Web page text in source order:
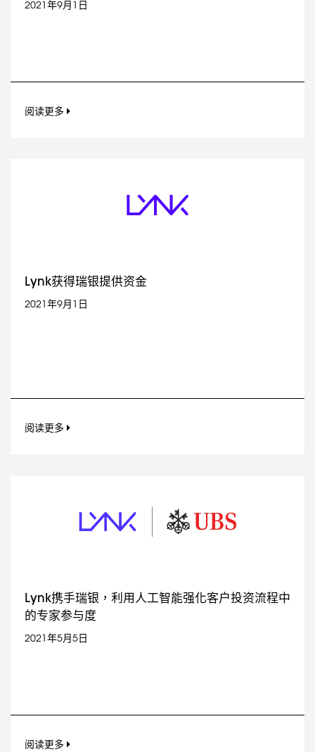
2021年9月1日
阅读更多
Lynk获得瑞银提供资金
2021年9月1日
阅读更多
Lynk携手瑞银，利用人工智能强化客户投资流程中
的专家参与度
2021年5月5日
阅读更多